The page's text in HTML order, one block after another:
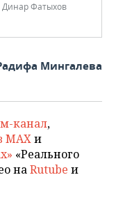
Динар Фатыхов
Мингалева
канал,
MAXи
«Реального
наRutube и